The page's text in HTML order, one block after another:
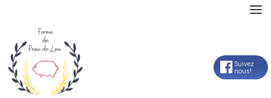
Aller
Aller
Suivez
nous!